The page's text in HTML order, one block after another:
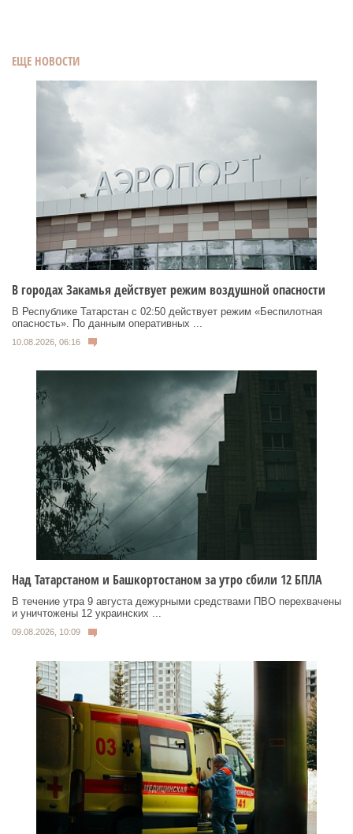
ЕЩЕ НОВОСТИ
В городах Закамья действует режим воздушной опасности
В Республике Татарстан с 02:50 действует режим «Беспилотная
опасность». По данным оперативных ...
10.08.2026, 06:16
Над Татарстаном и Башкортостаном за утро сбили 12 БПЛА
В течение утра 9 августа дежурными средствами ПВО перехвачены
и уничтожены 12 украинских ...
09.08.2026, 10:09